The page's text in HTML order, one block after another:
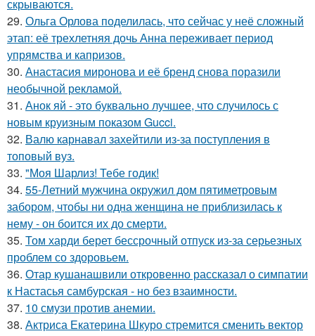
скрываются.
29. Ольга Орлова поделилась, что сейчас у неё сложный
этап: её трехлетняя дочь Анна переживает период
упрямства и капризов.
30. Анастасия миронова и её бренд снова поразили
необычной рекламой.
31. Анок яй - это буквально лучшее, что случилось с
новым круизным показом Gucci.
32. Валю карнавал захейтили из-за поступления в
топовый вуз.
33. "Моя Шарлиз! Тебе годик!
34. 55-Летний мужчина окружил дом пятиметровым
забором, чтобы ни одна женщина не приблизилась к
нему - он боится их до смерти.
35. Том харди берет бессрочный отпуск из-за серьезных
проблем со здоровьем.
36. Отар кушанашвили откровенно рассказал о симпатии
к Настасья самбурская - но без взаимности.
37. 10 смузи против анемии.
38. Актриса Екатерина Шкуро стремится сменить вектор